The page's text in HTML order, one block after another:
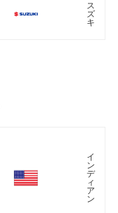
ス
ズ
キ
イ
ン
デ
ィ
ア
ン